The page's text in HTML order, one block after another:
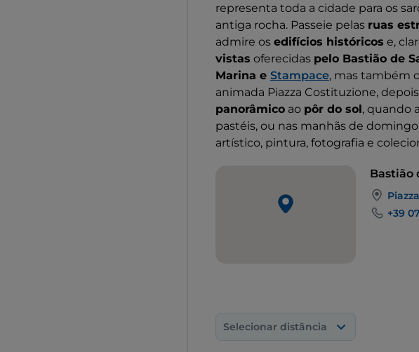
representa toda a cidade para os
antiga rocha. Passeie pelas ruas
admire os edifícios históricos e,
vistas oferecidas pelo Bastião de
Marina e Stampace, mas também
animada Piazza Costituzione,
panorâmico ao pôr do sol, quando
pastéis, ou nas manhãs de
artístico, pintura, fotografia e
Bastião
+39
Selecionar distância